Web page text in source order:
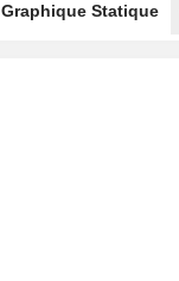
Graphique Statique